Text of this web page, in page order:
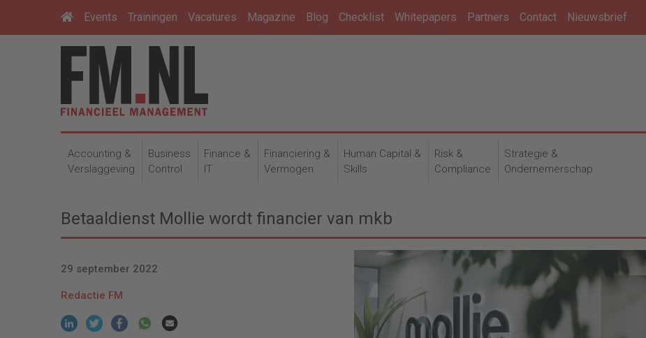
Events Trainingen Vacatures Magazine Blog Checklist Whitepapers Partners Contact Nieuwsbrief
Accounting &
Verslaggeving
Business
Control
Finance &
IT
Financiering &
Vermogen
Human Capital &
Skills
Risk &
Compliance
Strategie &
Ondernemerschap
Betaaldienst Mollie wordt financier van mkb
29 september 2022
Redactie FM